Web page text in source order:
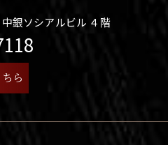
銀ソシアルビル ４階
ら